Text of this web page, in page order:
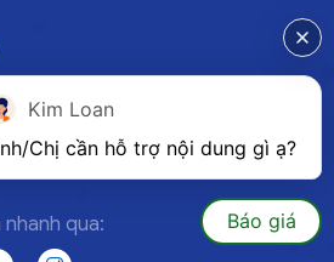
qua:
Kim Loan
Chị cần hỗ trợ nội dung gì ạ?
Báo giá